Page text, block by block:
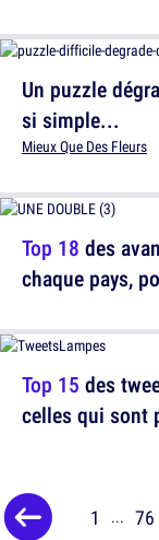
Top 18 des
chaque pays,
Un puzzle
si simple...
Mieux Que Des Fleurs
Top 15 des
celles qui sont
1 ... 76